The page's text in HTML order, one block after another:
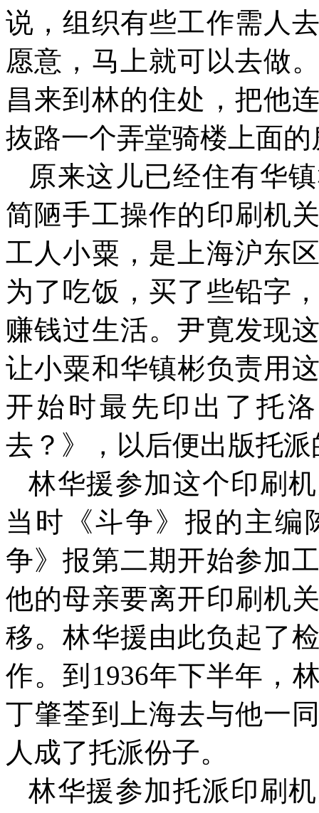
说，组织有些工作需人
愿意，马上就可以去做
昌来到林的住处，把他
抜路一个弄堂骑楼上面
原来这儿已经住有华
简陋手工操作的印刷机
工人小粟，是上海沪东
为了吃饭，买了些铅字
赚钱过生活。尹寛发现
让小粟和华镇彬负责用
开始时最先印出了托
去？》，以后便出版托
林华援参加这个印刷
当时《斗争》报的主编
争》报第二期开始参加
他的母亲要离开印刷机
移。林华援由此负起了
作。到 1936年下半年，
丁肇荃到上海去与他一
人成了托派份子。
林华援参加托派印刷